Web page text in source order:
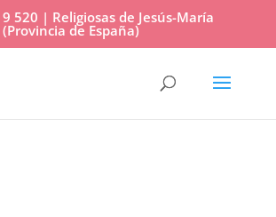
520 | Religiosas de Jesús-María
(Provincia de España)